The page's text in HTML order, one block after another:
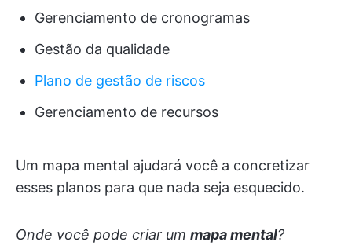
Gerenciamento de cronogramas
Gestão da qualidade
Plano de gestão de riscos
Gerenciamento de recursos
Um mapa mental ajudará você a concretizar
esses planos para que nada seja esquecido.
Onde você pode criar um mapa mental?